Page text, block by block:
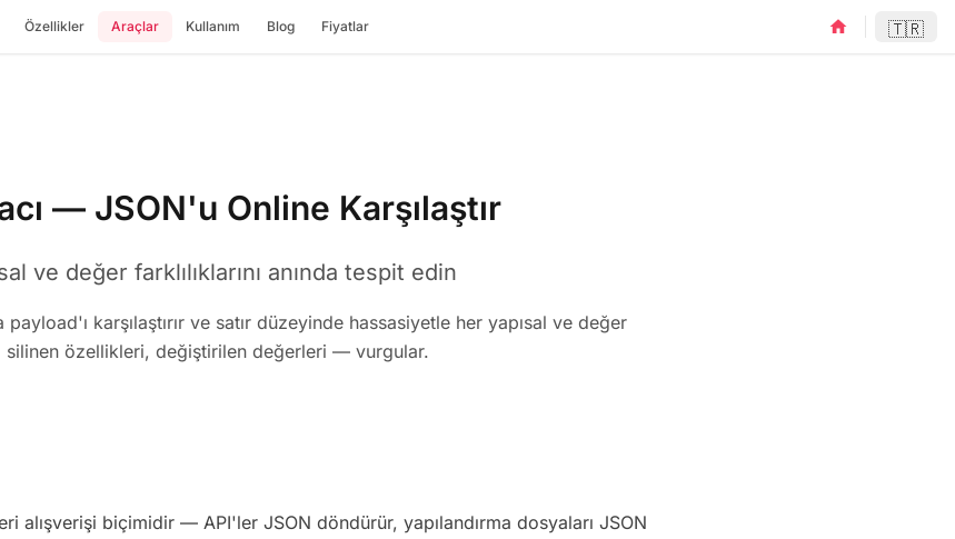
Özellikler Araçlar Kullanım Blog Fiyatlar home 🇹🇷
— JSON'u Online Karşılaştır
ve değer farklılıklarını anında tespit edin
karşılaştırır ve satır düzeyinde hassasiyetle her yapısal ve değer
silinen özellikleri, değiştirilen değerleri — vurgular.
alışverişi biçimidir — API'ler JSON döndürür, yapılandırma dosyaları JSON